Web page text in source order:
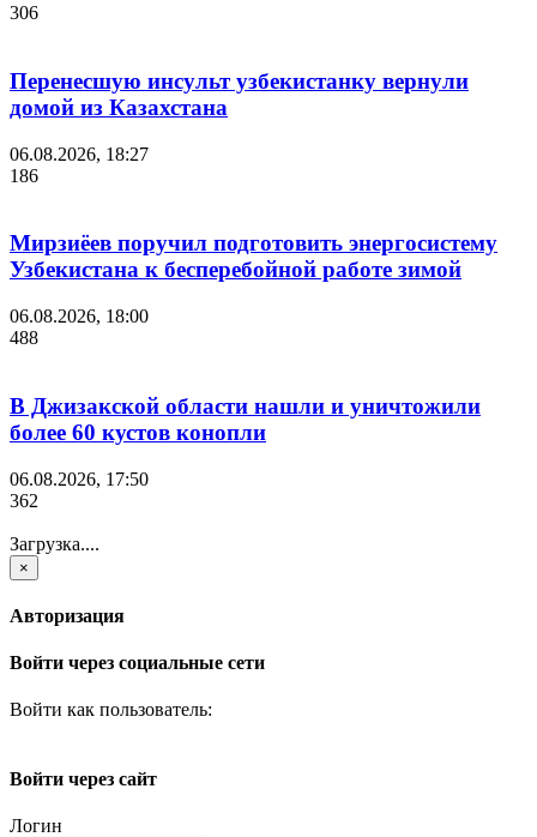
306
Перенесшую инсульт узбекистанку вернули
домой из Казахстана
06.08.2026, 18:27
186
Мирзиёев поручил подготовить энергосистему
Узбекистана к бесперебойной работе зимой
06.08.2026, 18:00
488
В Джизакской области нашли и уничтожили
более 60 кустов конопли
06.08.2026, 17:50
362
Загрузка....
×
Авторизация
Войти через социальные сети
Войти как пользователь:
Войти через сайт
Логин